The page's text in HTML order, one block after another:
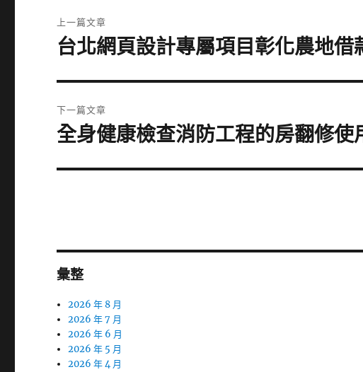
章
上一篇文章
上
篇
文
章:
台北網頁設計專屬項目彰化農地借
下一篇文章
下
篇
全身健康檢查消防工程的房翻修使
彙整
2026 年 8 月
2026 年 7 月
2026 年 6 月
2026 年 5 月
2026 年 4 月